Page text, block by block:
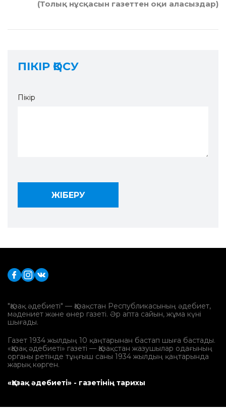
(Толық нұсқасын газеттен оқи аласыздар)
ПІКІР ҚОСУ
Пікір
"Қазақ әдебиеті" — Қазақстан Республикасының әдебиет,
мәдениет және өнер газеті. Әр апта сайын, жұма күні
шығады.
Газет 1934 жылдың 10 қаңтарынан бастап шыға бастады.
«Қазақ әдебиеті» газеті — Қазақстан жазушылар одағының
органы ретінде тұңғыш саны 1934 жылдың қаңтарында
жарық көрген.
«Қазақ әдебиеті» - газетінің тарихы